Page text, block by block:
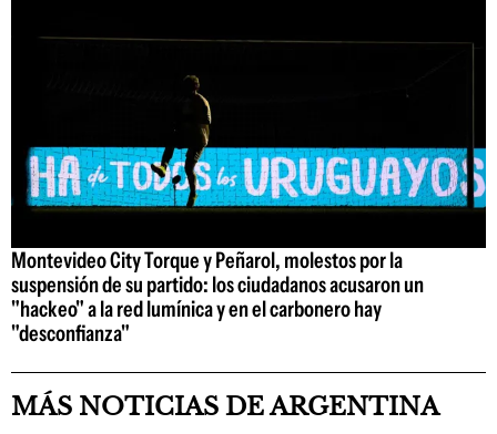
Montevideo City Torque y Peñarol, molestos por la
suspensión de su partido: los ciudadanos acusaron un
"hackeo" a la red lumínica y en el carbonero hay
"desconfianza"
MÁS NOTICIAS DE ARGENTINA